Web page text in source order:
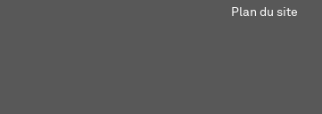
Plan du site